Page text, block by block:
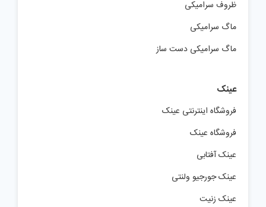
ظروف سرامیکی
ماگ سرامیکی
ماگ سرامیکی دست ساز
عینک
فروشگاه اینترنتی عینک
فروشگاه عینک
عینک آفتابی
عینک جورجیو ولنتی
عینک زنیت